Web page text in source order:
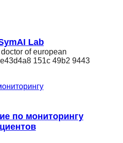
Lab
по мониторингу